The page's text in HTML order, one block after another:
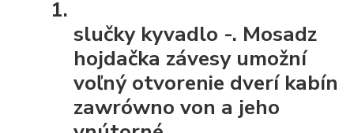
slučky kyvadlo -. Mosadz
hojdačka závesy umožní
voľný otvorenie dverí kabín
zawrówno von a jeho